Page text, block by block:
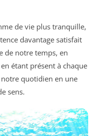
de vie plus tranquille,
davantage satisfait
de notre temps, en
étant présent à chaque
quotidien en une
sens.